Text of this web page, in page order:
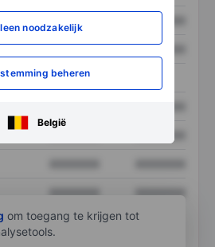
noodzakelijk
beheren
België
XXXXXXX XXXXXXX
XXXXXXX
XXXXXXX
om toegang te krijgen tot